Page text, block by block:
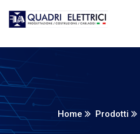
Home Prodotti